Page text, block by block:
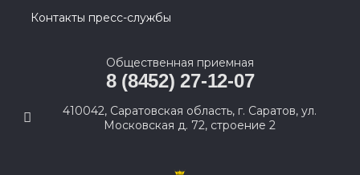
Контакты пресс-службы
Общественная приемная
8 (8452) 27-12-07
410042, Саратовская область, г. Саратов, ул.
Московская д. 72, строение 2